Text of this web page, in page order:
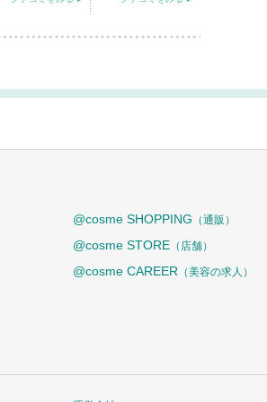
@cosme SHOPPING （通販）
@cosme STORE （店舗）
@cosme CAREER （美容の求人）